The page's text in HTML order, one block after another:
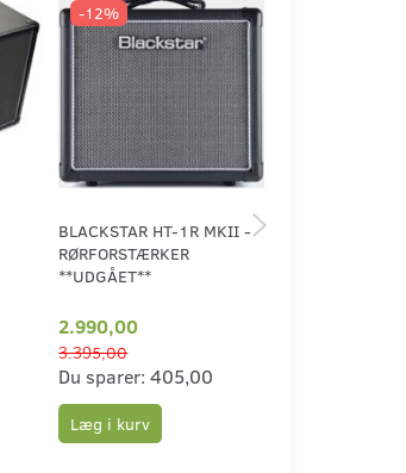
-12%
BLACKSTAR HT-1R MKII -
RØRFORSTÆRKER
**UDGÅET**
2.990,00
3.395,00
Du sparer:405,00
Læg i kurv